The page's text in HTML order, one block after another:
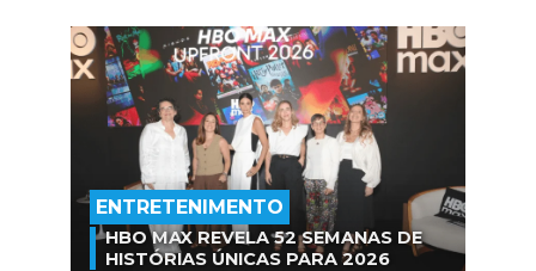
ENTRETENIMENTO
HBO MAX REVELA 52 SEMANAS DE
HISTÓRIAS ÚNICAS PARA 2026